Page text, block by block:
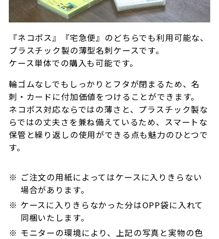
『ネコポス』『宅急便』のどちらでも利用可能な、
プラスチック製の薄型名刺ケースです。
ケース単体での購入も可能です。
輪ゴムなしでもしっかりとフタが閉まるため、名
刺・カードに付加価値をつけることができます。
ネコポス対応ならではの薄さと、プラスチック製な
らではの丈夫さを兼ね備えているため、スマートな
保管と繰り返しの使用ができる点も魅力のひとつで
す。
ご注文の用紙によってはケースに入りきらない
場合があります。
ケースに入りきらなかった分はOPP袋に入れて
同梱いたします。
モニターの環境により、上記の写真と実物の色